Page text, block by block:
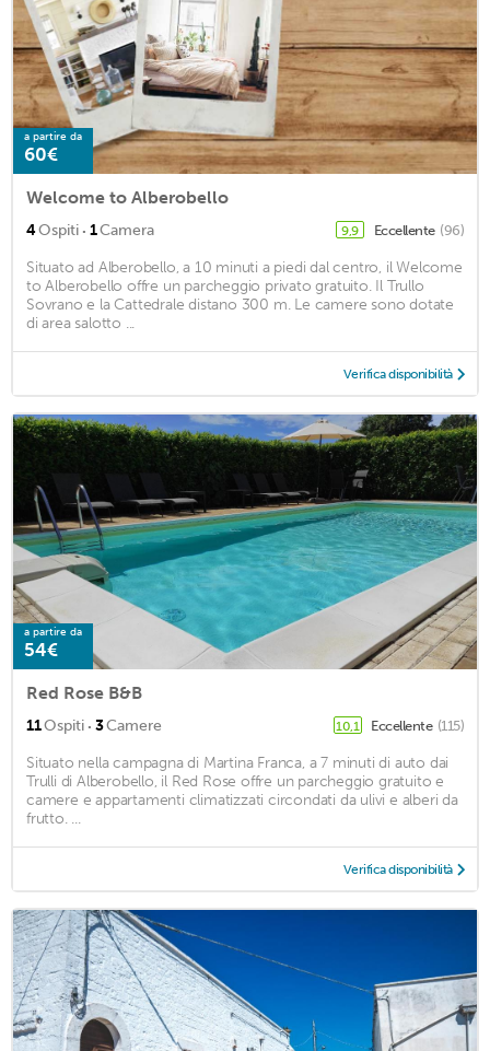
a partire da
60€
Welcome to Alberobello
4Ospiti · 1Camera 9,9 Eccellente (96)
Situato ad Alberobello, a 10 minuti a piedi dal centro, il Welcome
to Alberobello offre un parcheggio privato gratuito. Il Trullo
Sovrano e la Cattedrale distano 300 m. Le camere sono dotate
di area salotto ...
Verifica disponibilità
a partire da
54€
Red Rose B&B
11Ospiti · 3Camere 10,1 Eccellente (115)
Situato nella campagna di Martina Franca, a 7 minuti di auto dai
Trulli di Alberobello, il Red Rose offre un parcheggio gratuito e
camere e appartamenti climatizzati circondati da ulivi e alberi da
frutto. ...
Verifica disponibilità